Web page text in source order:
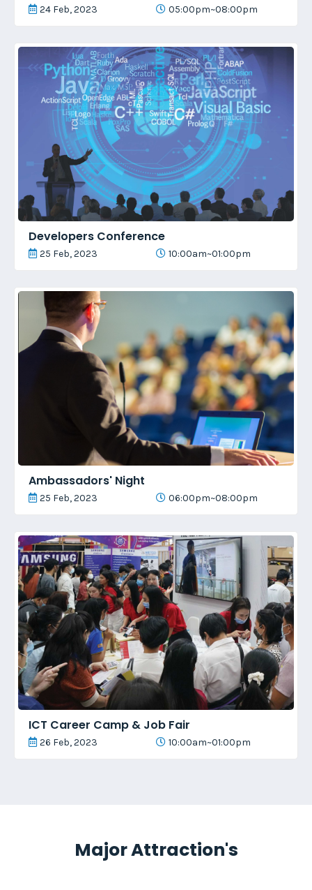
24 Feb, 2023 05:00pm~08:00pm
Developers Conference
25 Feb, 2023 10:00am~01:00pm
Ambassadors' Night
25 Feb, 2023 06:00pm~08:00pm
ICT Career Camp & Job Fair
26 Feb, 2023 10:00am~01:00pm
Major Attraction's